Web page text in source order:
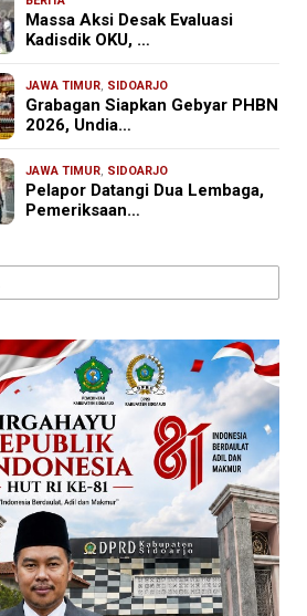
Massa Aksi Desak Evaluasi
Kadisdik OKU, …
JAWA TIMUR, SIDOARJO
Grabagan Siapkan Gebyar PHBN
2026, Undia…
JAWA TIMUR, SIDOARJO
Pelapor Datangi Dua Lembaga,
Pemeriksaan…